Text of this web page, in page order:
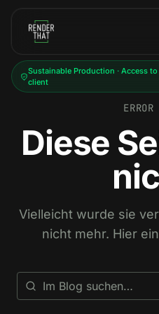
Sustainable Production · Access to
client
Diese
Vielleicht wurde sie
nicht mehr. Hier